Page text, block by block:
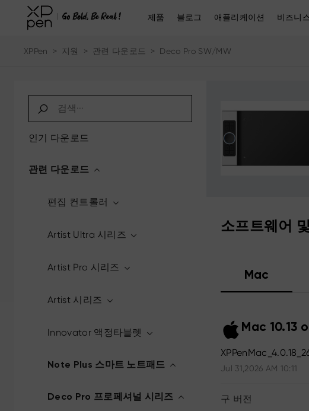
제품 블로그 애플리케이션 비즈니
XPPen > 지원 > 관련 다운로드 > Deco Pro SW/MW
인기 다운로드
관련 다운로드
편집 컨트롤러
Artist Ultra 시리즈
Artist Pro 시리즈
Artist 시리즈
Innovator 액정타블렛
Note Plus 스마트 노트패드
Deco Pro 프로페셔널 시리즈
소프트웨어
Mac
Mac 10.13
Jul 31,2026 AM 10:11
구 버전